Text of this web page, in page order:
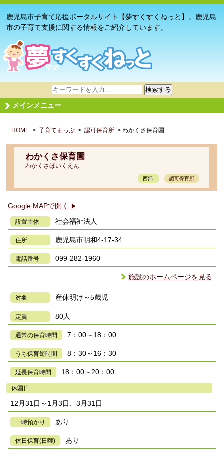
鹿児島市子育て応援ポータルサイト【夢すくすくねっと】。鹿児島
市の子育て支援に関する情報をご紹介しています。
サ
イ
ト
検
検索する
メインメニュー
HOME >子育てまっぷ >認可保育所 > わかくさ保育園
わかくさ保育園
わかくさほいくえん
西部 認可保育所
Google MAPで開く ▶
設置主体 社会福祉法人
住所 鹿児島市明和4-17-34
電話番号 099-282-1960
施設のホームページを見る
対象 産休明け～5歳児
定員 80人
通常の保育時間 7：00～18：00
うち保育短時間 8：30～16：30
延長保育時間 18：00～20：00
休園日
12月31日～1月3日、3月31日
一時預かり あり
休日保育(日曜) あり